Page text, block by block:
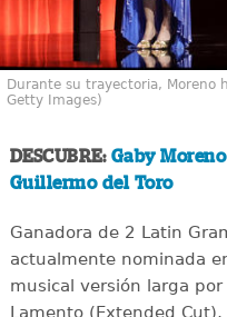
Durante su trayectoria, Moreno
Getty Images)
DESCUBRE: Gaby
Guillermo del Toro
Ganadora de 2 Latin
actualmente nominada
musical versión larga
Lamento (Extended